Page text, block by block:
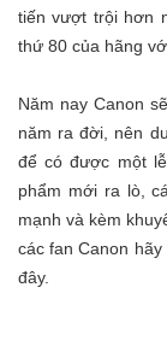
tiến vượt trội hơn
thứ 80 của hãng
Năm nay Canon
năm ra đời, nên
để có được một
phẩm mới ra lò,
mạnh và kèm
các fan Canon
đây.